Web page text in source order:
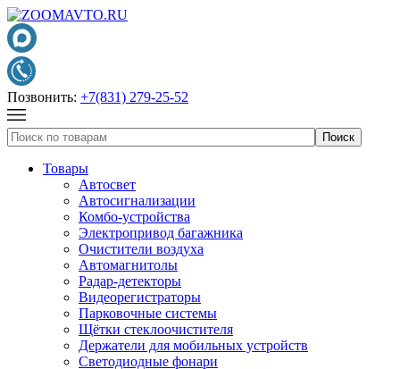
Позвонить: +7(831) 279-25-52
Товары
Автосвет
Автосигнализации
Комбо-устройства
Электропривод багажника
Очистители воздуха
Автомагнитолы
Радар-детекторы
Видеорегистраторы
Парковочные системы
Щётки стеклоочистителя
Держатели для мобильных устройств
Светодиодные фонари